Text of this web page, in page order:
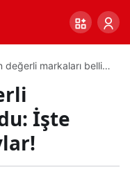
değerli markaları belli
İşte
PAYLAŞ